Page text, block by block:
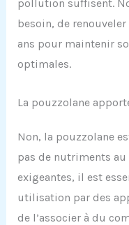
pollution suffisent.
besoin, de
ans pour maintenir
optimales.
La pouzzolane
Non, la pouzzolane
pas de nutriments
exigeantes, il est
utilisation par des
de l’associer à du